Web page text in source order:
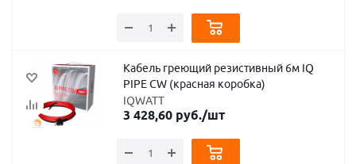
Кабель греющий резистивный 6м IQ
PIPE CW (красная коробка)
IQWATT
3 428,60руб./шт